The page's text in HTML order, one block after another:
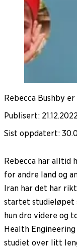
Rebecca Bushby
Publisert: 21.12.2022
Sist oppdatert:
Rebecca har alltid
for andre land og
Iran har det har
startet studieløpet
hun dro videre og
Health
studiet over litt